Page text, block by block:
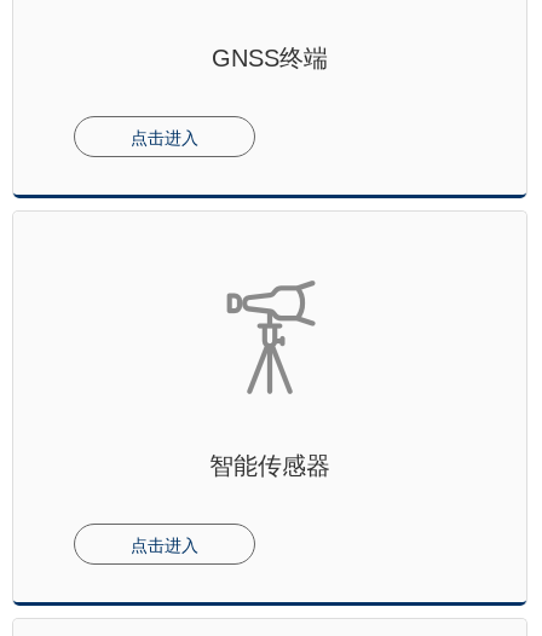
GNSS终端
点击进入
智能传感器
点击进入